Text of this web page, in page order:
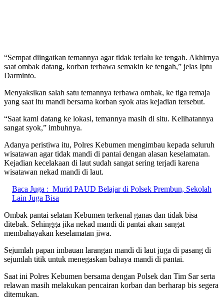
“Sempat diingatkan temannya agar tidak terlalu ke tengah. Akhirnya
saat ombak datang, korban terbawa semakin ke tengah,” jelas Iptu
Darminto.
Menyaksikan salah satu temannya terbawa ombak, ke tiga remaja
yang saat itu mandi bersama korban syok atas kejadian tersebut.
“Saat kami datang ke lokasi, temannya masih di situ. Kelihatannya
sangat syok,” imbuhnya.
Adanya peristiwa itu, Polres Kebumen mengimbau kepada seluruh
wisatawan agar tidak mandi di pantai dengan alasan keselamatan.
Kejadian kecelakaan di laut sudah sangat sering terjadi karena
wisatawan nekad mandi di laut.
Baca Juga : Murid PAUD Belajar di Polsek Prembun, Sekolah
Lain Juga Bisa
Ombak pantai selatan Kebumen terkenal ganas dan tidak bisa
ditebak. Sehingga jika nekad mandi di pantai akan sangat
membahayakan keselamatan jiwa.
Sejumlah papan imbauan larangan mandi di laut juga di pasang di
sejumlah titik untuk menegaskan bahaya mandi di pantai.
Saat ini Polres Kebumen bersama dengan Polsek dan Tim Sar serta
relawan masih melakukan pencairan korban dan berharap bis segera
ditemukan.